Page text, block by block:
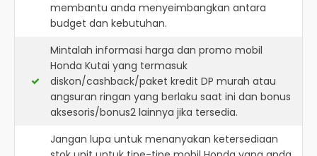
membantu anda menyeimbangkan antara
budget dan kebutuhan.
Mintalah informasi harga dan promo mobil
Honda Kutai yang termasuk
diskon/cashback/paket kredit DP murah atau
angsuran ringan yang berlaku saat ini dan bonus
aksesoris/bonus2 lainnya jika tersedia.
Jangan lupa untuk menanyakan ketersediaan